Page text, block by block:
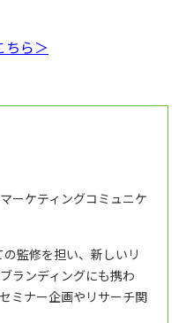
ちら＞
ケティングコミュニケ
監修を担い、新しいリ
ランディングにも携わ
ミナー企画やリサーチ関